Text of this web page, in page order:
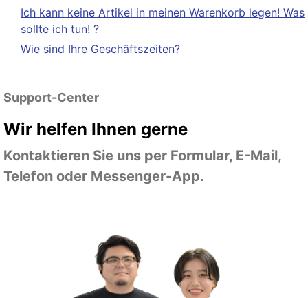
Ich kann keine Artikel in meinen Warenkorb legen! Was
sollte ich tun! ?
Wie sind Ihre Geschäftszeiten?
Support-Center
Wir helfen Ihnen gerne
Kontaktieren Sie uns per Formular, E-Mail,
Telefon oder Messenger-App.